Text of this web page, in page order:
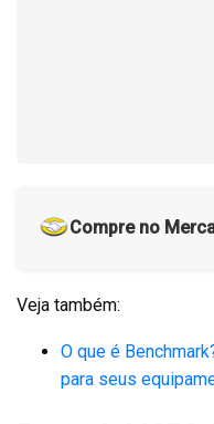
Compre no
Veja também:
O que é
para seus